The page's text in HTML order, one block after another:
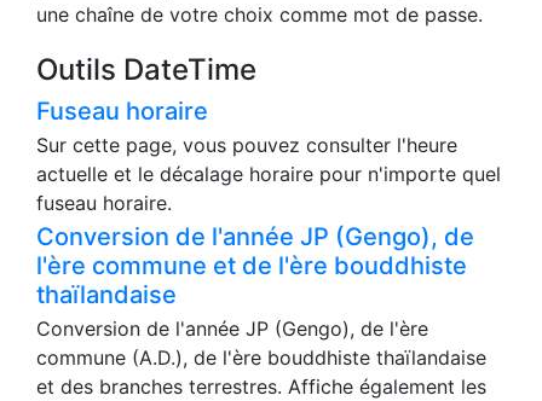
une chaîne de votre choix comme mot de passe.
Outils DateTime
Fuseau horaire
Sur cette page, vous pouvez consulter l'heure
actuelle et le décalage horaire pour n'importe quel
fuseau horaire.
Conversion de l'année JP (Gengo), de
l'ère commune et de l'ère bouddhiste
thaïlandaise
Conversion de l'année JP (Gengo), de l'ère
commune (A.D.), de l'ère bouddhiste thaïlandaise
et des branches terrestres. Affiche également les